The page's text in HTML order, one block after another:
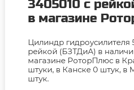
3405010 с
в магазине
Цилиндр гидроусилителя
рейкой (БЗТДиА) в
магазине РоторПлюс в
штуки, в Канске 0 штук, в
штук.